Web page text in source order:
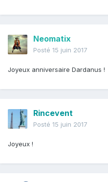
Neomatix
Posté 15 juin 2017
Joyeux anniversaire Dardanus !
Rincevent
Posté 15 juin 2017
Joyeux !